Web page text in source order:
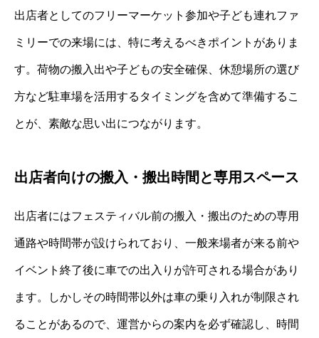
出店者としてのフリーマーケット参加や子ども連れファ
ミリーでの来場には、特に考えるべきポイントがありま
す。荷物の搬入出や子どもの安全確保、休憩場所の選び
方など駐車場を活用するタイミングを含めて準備するこ
とが、素敵な思い出につながります。
出店者向けの搬入・搬出時間と専用スペース
出店者にはフェスティバル前の搬入・搬出のための専用
通路や時間帯が設けられており、一般来場者が来る前や
イベント終了後に車での出入りが許可される場合があり
ます。しかしその時間帯以外は車の乗り入れが制限され
ることがあるので、運営からの案内を必ず確認し、時間